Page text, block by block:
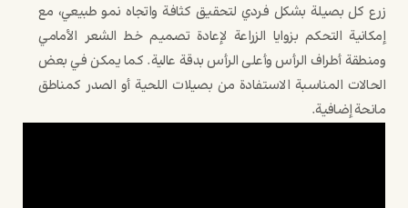
زرع كل بصيلة بشكل فردي لتحقيق كثافة واتجاه نمو طبيعي، مع
إمكانية التحكم بزوايا الزراعة لإعادة تصميم خط الشعر الأمامي
ومنطقة أطراف الرأس وأعلى الرأس بدقة عالية. كما يمكن في بعض
الحالات المناسبة الاستفادة من بصيلات اللحية أو الصدر كمناطق
مانحة إضافية.